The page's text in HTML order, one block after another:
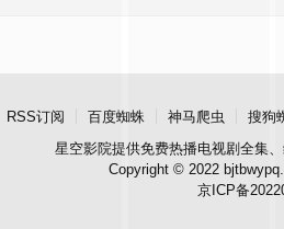
RSS订阅 百度蜘蛛 神马爬虫 搜狗
星空影院提供免费热播电视剧全集
Copyright © 2022
京ICP备